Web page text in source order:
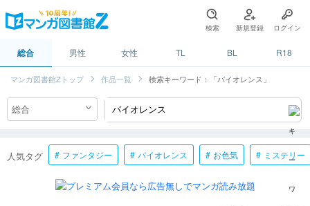
検索 新規登録 ログイン
総合 男性 女性 TL BL R18
マンガ図書館Zトップ 作品一覧 検索キーワード：「バイオレンス」
人気タグ ファンタジー バイオレンス お色気 ミステリー